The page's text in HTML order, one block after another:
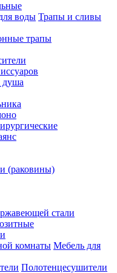
Трапы и сливы
трапы
душа
(раковины)
стали
Мебель для
Полотенцесушители